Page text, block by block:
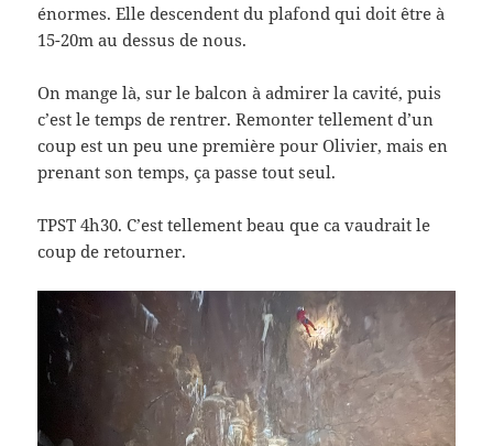
énormes. Elle descendent du plafond qui doit être à
15-20m au dessus de nous.
On mange là, sur le balcon à admirer la cavité, puis
c’est le temps de rentrer. Remonter tellement d’un
coup est un peu une première pour Olivier, mais en
prenant son temps, ça passe tout seul.
TPST 4h30. C’est tellement beau que ca vaudrait le
coup de retourner.